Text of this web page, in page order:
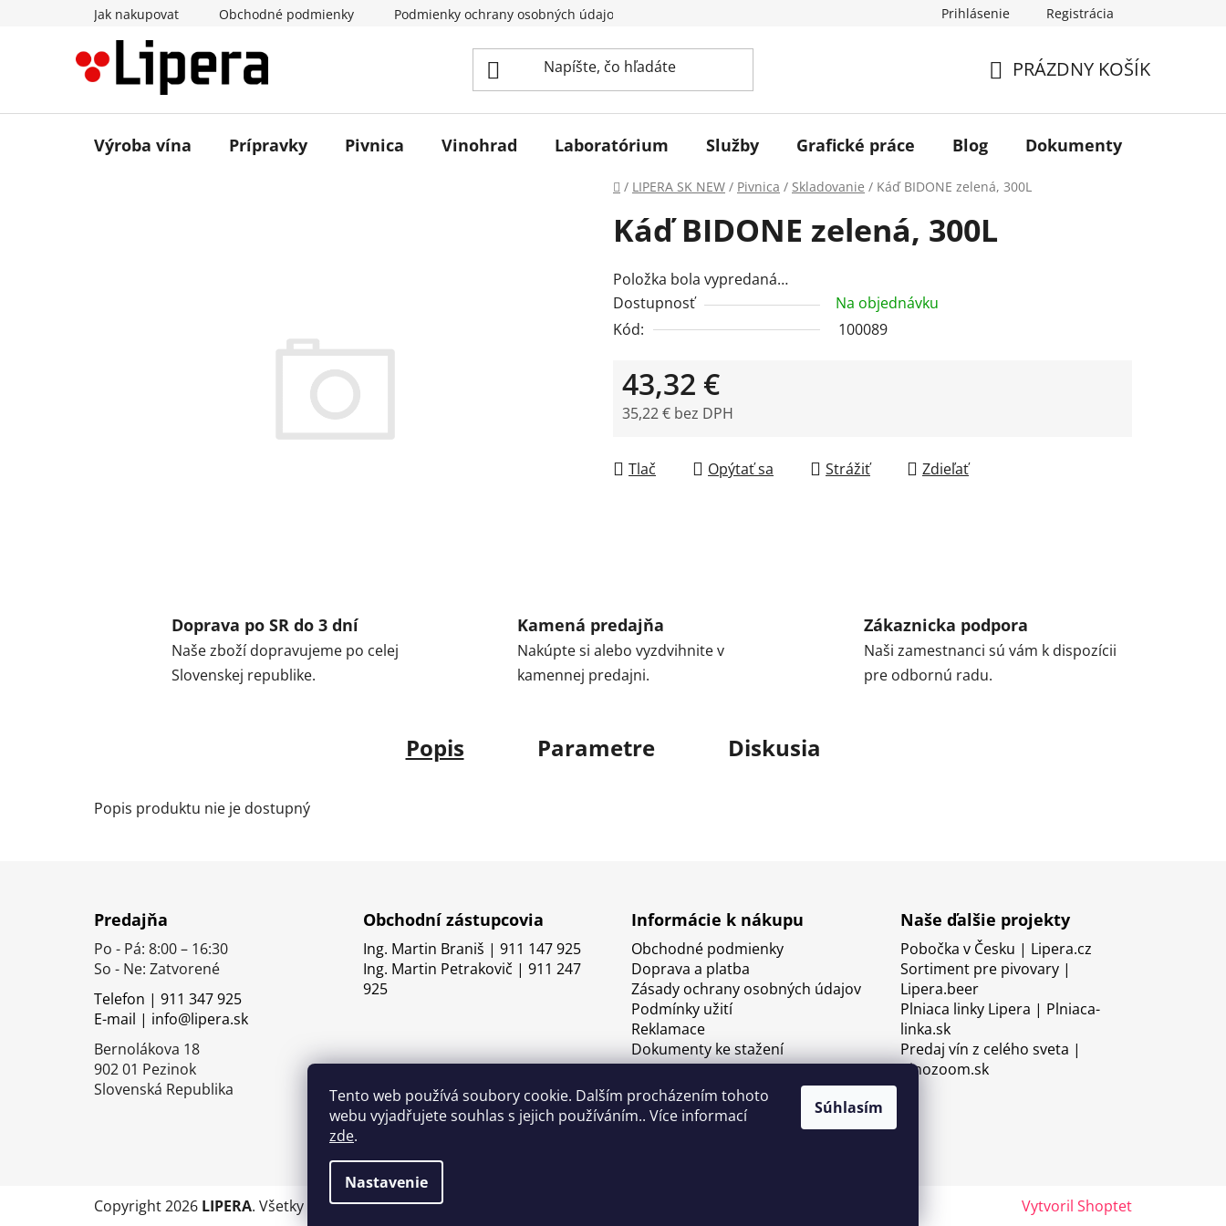
Tento web používá soubory cookie. Dalším procházením tohoto
webu vyjadřujete souhlas s jejich používáním.. Více informací
zde.
Nastavenie
Súhlasím
Jak nakupovat Obchodné podmienky Podmienky ochrany osobných údajov Prihlásenie Registrácia
KOŠÍK
PRÁZDNY KOŠÍK
Výroba vína Prípravky Pivnica Vinohrad Laboratórium Služby Grafické práce Blog Dokumenty
Domov
/ LIPERA SK NEW / Pivnica / Skladovanie / Káď BIDONE zelená, 300L
Káď BIDONE zelená, 300L
Položka bola vypredaná…
Dostupnosť
Na objednávku
Kód:
100089
43,32 €
35,22 € bez DPH
Tlač
Opýtať sa Strážiť Zdieľať
Doprava po SR do 3 dní
Naše zboží dopravujeme po celej
Slovenskej republike.
Kamená predajňa
Nakúpte si alebo vyzdvihnite v
kamennej predajni.
Zákaznicka podpora
Naši zamestnanci sú vám k dispozícii
pre odbornú radu.
Popis Parametre Diskusia
Popis produktu nie je dostupný
Predajňa
Po - Pá: 8:00 – 16:30
So - Ne: Zatvorené
Telefon | 911 347 925
E-mail | info@lipera.sk
Bernolákova 18
902 01 Pezinok
Slovenská Republika
Obchodní zástupcovia
Ing. Martin Braniš | 911 147 925
Ing. Martin Petrakovič | 911 247
925
Informácie k nákupu
Obchodné podmienky
Doprava a platba
Zásady ochrany osobných údajov
Podmínky užití
Reklamace
Dokumenty ke stažení
Naše ďalšie projekty
Pobočka v Česku | Lipera.cz
Sortiment pre pivovary |
Lipera.beer
Plniaca linky Lipera | Plniaca-
linka.sk
Predaj vín z celého sveta |
Vinozoom.sk
Vytvoril Shoptet
Copyright 2026 LIPERA. Všetky práva vyhradené.